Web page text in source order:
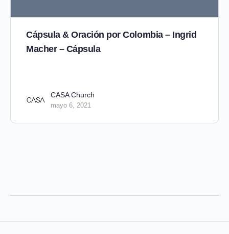
Cápsula & Oración por Colombia – Ingrid
Macher – Cápsula
CASA Church
mayo 6, 2021